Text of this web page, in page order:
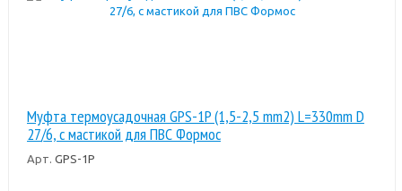
Муфта термоусадочная GPS-1P (1,5-2,5 mm2) L=330mm D
27/6, с мастикой для ПВС Формос
Арт. GPS-1P